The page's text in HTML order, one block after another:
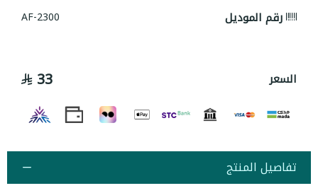
رقم الموديل AF-2300
السعر 33
تفاصيل المنتج